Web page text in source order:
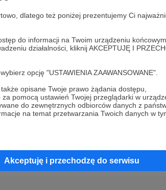
dlatego też poniżej prezentujemy Ci
do informacji na Twoim urządzeniu
działalności, kliknij AKCEPTUJĘ I
opcję "USTAWIENIA ZAAWANSOWANE".
opisane Twoje prawo żądania dostępu,
pomocą ustawień Twojej przeglądarki w
do zewnętrznych odbiorców danych z
na temat przetwarzania Twoich danych w
Akceptuję i przechodzę do serwisu
pomocą przelewu.
kupon do swojego znajomego!